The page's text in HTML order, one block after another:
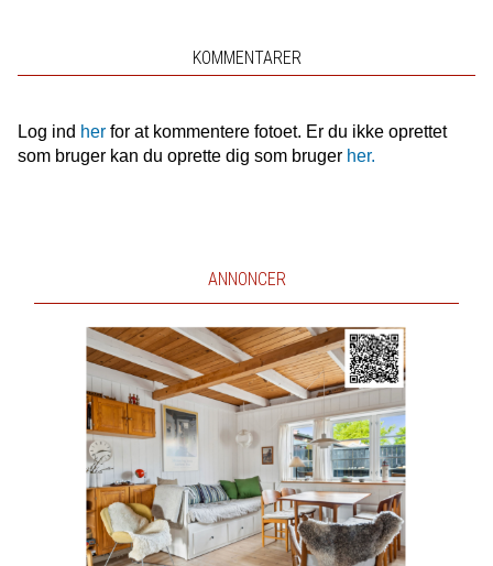
KOMMENTARER
Log ind herfor at kommentere fotoet. Er du ikke oprettet
som bruger kan du oprette dig som bruger her.
ANNONCER